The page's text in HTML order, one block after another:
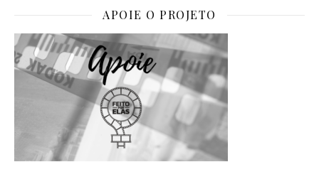
APOIE O PROJETO